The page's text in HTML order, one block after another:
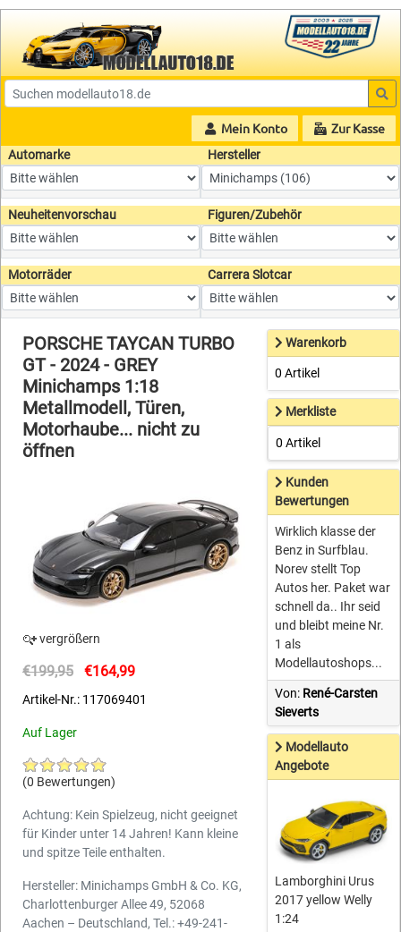
Mein Konto Zur Kasse
Automarke Hersteller
Neuheitenvorschau Figuren/Zubehör
Motorräder Carrera Slotcar
PORSCHE TAYCAN TURBO
GT - 2024 - GREY
Minichamps 1:18
Metallmodell, Türen,
Motorhaube... nicht zu
öffnen
vergrößern
€199,95 €164,99
Artikel-Nr.: 117069401
Auf Lager
(0 Bewertungen)
Achtung: Kein Spielzeug, nicht geeignet
für Kinder unter 14 Jahren! Kann kleine
und spitze Teile enthalten.
Hersteller: Minichamps GmbH & Co. KG,
Charlottenburger Allee 49, 52068
Aachen – Deutschland, Tel.: +49-241-
Warenkorb
0 Artikel
Merkliste
0 Artikel
Kunden
Bewertungen
Wirklich klasse der
Benz in Surfblau.
Norev stellt Top
Autos her. Paket war
schnell da.. Ihr seid
und bleibt meine Nr.
1 als
Modellautoshops...
Von: René-Carsten
Sieverts
Modellauto
Angebote
Lamborghini Urus
2017 yellow Welly
1:24